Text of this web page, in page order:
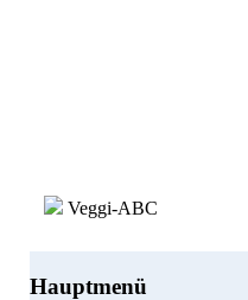
Veggi-ABC
Hauptmenü